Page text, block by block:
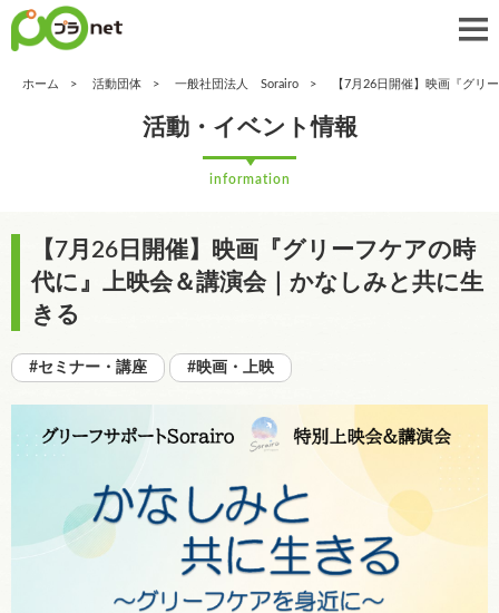
ホーム 活動団体 一般社団法人 Sorairo 【7月26日開催】映画『グリ
活動・イベント情報
information
【7月26日開催】映画『グリーフケアの時
代に』上映会＆講演会｜かなしみと共に生
きる
#セミナー・講座 #映画・上映